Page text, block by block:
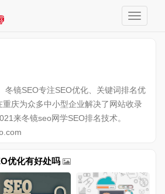
冬镜SEO专注SEO优化、关键词排名优
庆为众多中小型企业解决了网站收录
来冬镜seo网学SEO排名技术。
优化有好处吗